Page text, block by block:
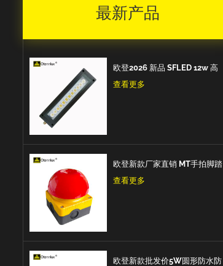
最新产品
欧登2026 新品 SFLED 12w 高
品质出口欧洲IP67防水防油防
查看更多
欧登新款厂家直销 MT手拍脚踏
开关紧急按钮蘑菇头脚踏板自
查看更多
欧登新款批发价5W圆形防水防